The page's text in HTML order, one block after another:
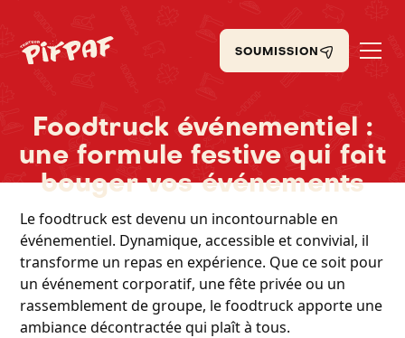
SOUMISSION
Foodtruck événementiel :
une formule festive qui fait
bouger vos événements
Le foodtruck est devenu un incontournable en
événementiel. Dynamique, accessible et convivial, il
transforme un repas en expérience. Que ce soit pour
un événement corporatif, une fête privée ou un
rassemblement de groupe, le foodtruck apporte une
ambiance décontractée qui plaît à tous.